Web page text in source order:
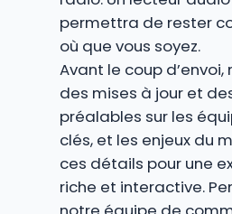
permettra de rester
où que vous soyez.
Avant le coup d’envoi,
des mises à jour et
préalables sur les
clés, et les enjeux du
ces détails pour une
riche et interactive.